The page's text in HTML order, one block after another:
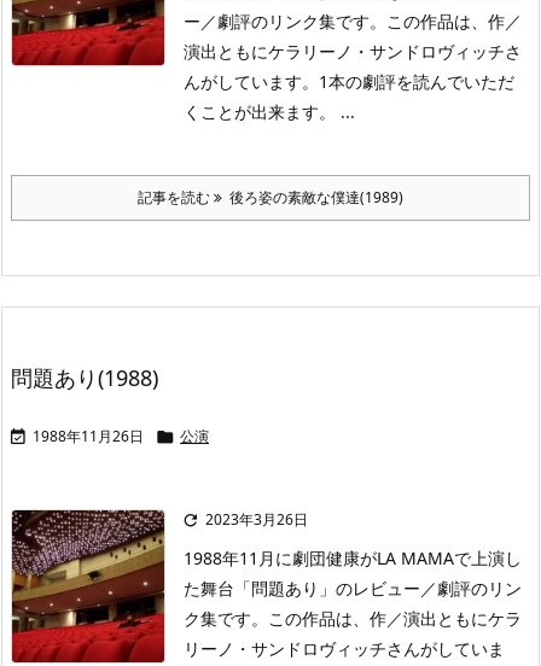
ー／劇評のリンク集です。この作品は、作／
演出ともにケラリーノ・サンドロヴィッチさ
んがしています。1本の劇評を読んでいただ
くことが出来ます。 ...
記事を読む 後ろ姿の素敵な僕達(1989)
問題あり(1988)
 1988年11月26日  公演
 2023年3月26日
1988年11月に劇団健康がLA MAMAで上演し
た舞台「問題あり」のレビュー／劇評のリン
ク集です。この作品は、作／演出ともにケラ
リーノ・サンドロヴィッチさんがしていま